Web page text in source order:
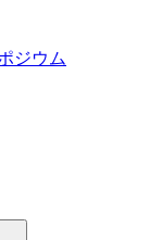
ジウム